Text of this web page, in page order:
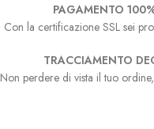
PAGAMENTO
Con la certificazione SSL sei
TRACCIAMENTO
Non perdere di vista il tuo